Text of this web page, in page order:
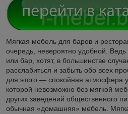
Мягкая мебель для баров и
очередь, невероятно удобной. Ведь
или бар, хотят, в большинстве
расслабиться и забыть обо всех
для этого — спокойная атмосфера
которой невозможно без мягкой
других заведений общественного
обычная «домашняя» мебель.